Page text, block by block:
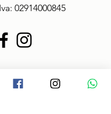
02914000845
Policy